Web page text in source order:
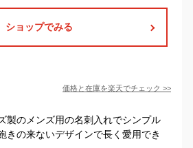
ショップでみる
価格と在庫を楽天でチェック >>
製のメンズ用の名刺入れでシンプル
きの来ないデザインで長く愛用でき